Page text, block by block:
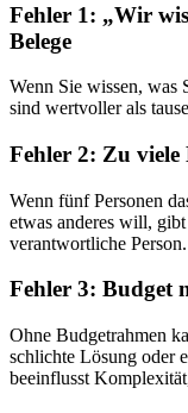
Fehler 1: „Wir
Belege
Wenn Sie wissen, was
sind wertvoller als
Fehler 2: Zu viele
Wenn fünf Personen
etwas anderes will,
verantwortliche Person.
Fehler 3: Budget
Ohne Budgetrahmen
schlichte Lösung oder
beeinflusst